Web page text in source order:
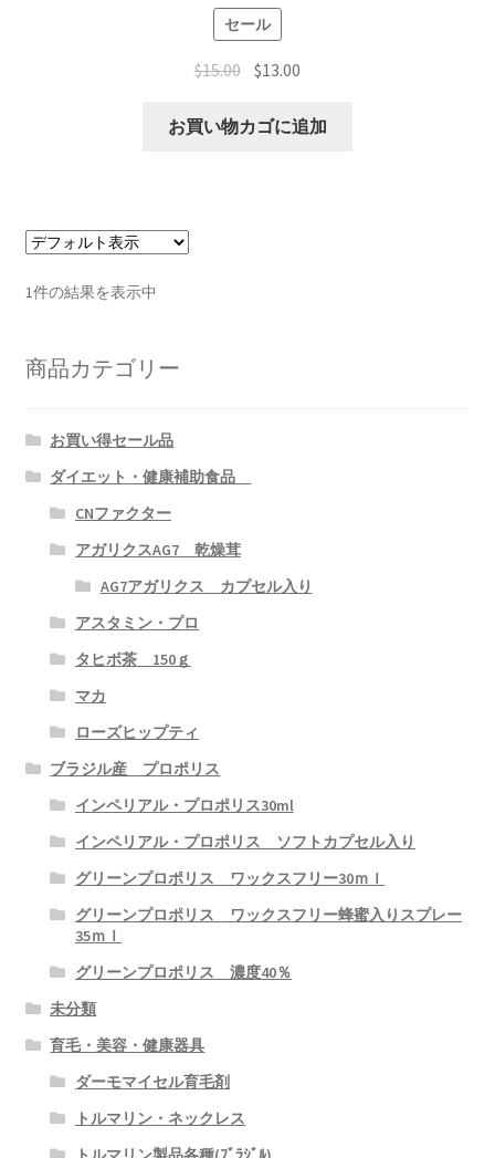
体験談 プロポリス
体験談 CNファクター
在庫分・特別セール
INVELBrasil 美容製品/健康器具
セール
$15.00 $13.00
お買い物カゴに追加
1件の結果を表示中
商品カテゴリー
お買い得セール品
ダイエット・健康補助食品
CNファクター
アガリクスAG7 乾燥茸
AG7アガリクス カプセル入り
アスタミン・プロ
タヒボ茶 150ｇ
マカ
ローズヒップティ
ブラジル産 プロポリス
インペリアル・プロポリス30ml
インペリアル・プロポリス ソフトカプセル入り
グリーンプロポリス ワックスフリー30ｍｌ
グリーンプロポリス ワックスフリー蜂蜜入りスプレー
35ｍｌ
グリーンプロポリス 濃度40％
未分類
育毛・美容・健康器具
ダーモマイセル育毛剤
トルマリン・ネックレス